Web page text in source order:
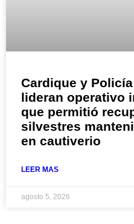
Cardique y
lideran operativo
que permitió
silvestres
en cautiverio
LEER MAS
agosto 5, 2026